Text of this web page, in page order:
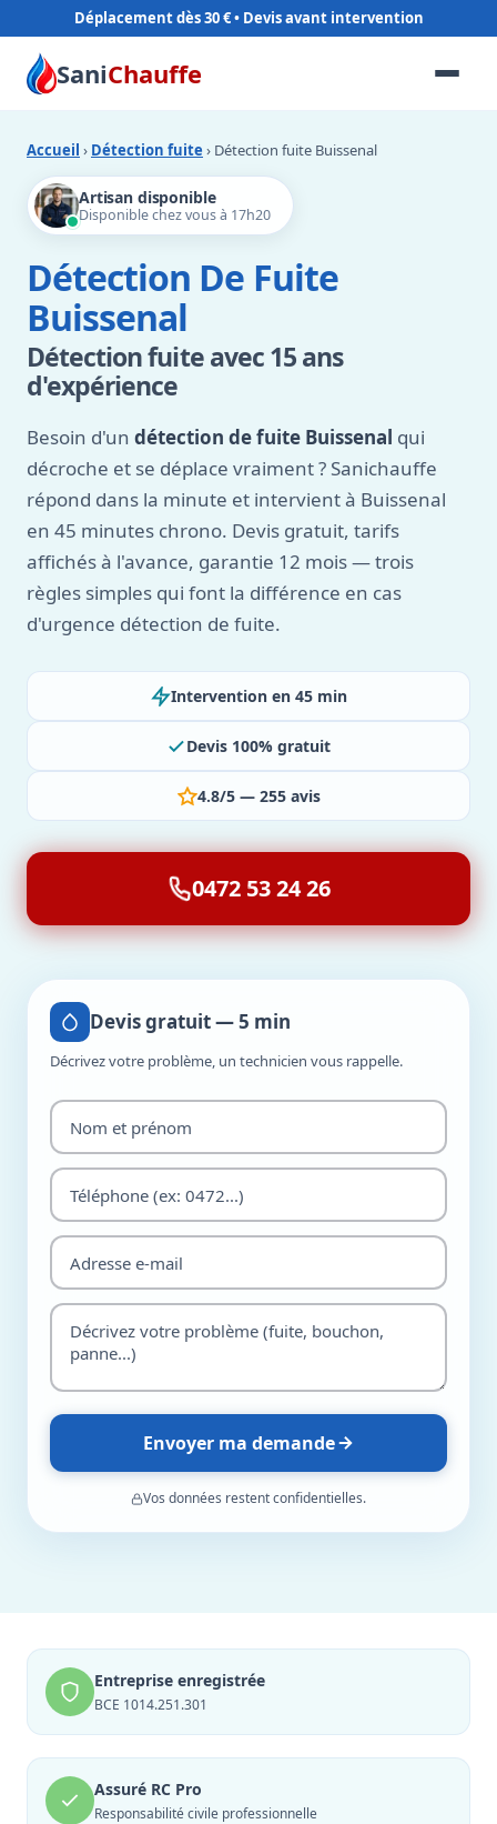
Déplacement dès 30 €
SaniChauffe
Accueil › Détection fuite › Détection fuite Buissenal
Artisan disponible
Disponible chez vous à 17h20
Détection De Fuite
Buissenal
Détection fuite avec 15 ans
d'expérience
Besoin d'un détection de fuite Buissenal qui
décroche et se déplace vraiment ? Sanichauffe
répond dans la minute et intervient à Buissenal
en 45 minutes chrono. Devis gratuit, tarifs
affichés à l'avance, garantie 12 mois — trois
règles simples qui font la différence en cas
d'urgence détection de fuite.
Intervention en 45 min
Devis 100% gratuit
4.8/5 — 255 avis
0472 53 24 26
Devis gratuit — 5 min
Décrivez votre problème, un technicien vous rappelle.
Envoyer ma demande
Vos données restent confidentielles.
Entreprise enregistrée
BCE 1014.251.301
Assuré RC Pro
Responsabilité civile professionnelle